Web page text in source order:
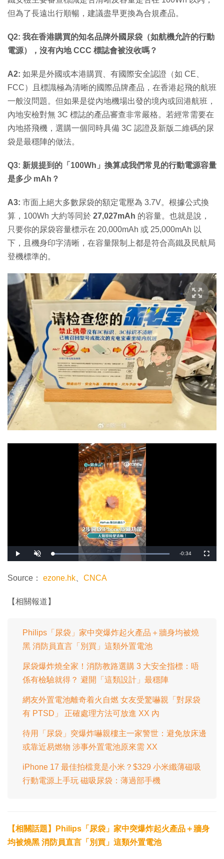
但為了長遠出行順暢，建議盡早更換為合規產品。
Q2: 我在香港購買的知名品牌外國尿袋（如航機允許的行動
電源），沒有內地 CCC 標誌會被沒收嗎？
A2: 如果是外國或本港購買、有國際安全認證（如 CE、
FCC）且標識極為清晰的國際品牌產品，在香港起飛的航班
一般沒問題。但如果是從內地機場出發的境內或回港航班，
內地安檢對無 3C 標誌的產品審查非常嚴格。若經常需要在
內地搭飛機，選購一個同時具備 3C 認證及新版二維碼的尿
袋是最穩陣的做法。
Q3: 新規提到的「100Wh」換算成我們常見的行動電源容量
是多少 mAh？
A3: 市面上絕大多數尿袋的額定電壓為 3.7V。根據公式換
算，100Wh 大約等同於 27,027mAh 的容量。也就是說，
只要你的尿袋容量標示在 20,000mAh 或 25,000mAh 以
下，且機身印字清晰，在容量限制上都是符合高鐵及民航局
登機標準的。
播
放
開
啟
載
入
剩
-0:34
全
螢
Source： ezone.hk、 CNCA
【相關報道】
Philips「尿袋」家中突爆炸起火產品＋牆身均被燒
黑 消防員直言「別買」這類外置電池
尿袋爆炸燒全家！消防教路選購 3 大安全指標：唔
係有檢驗就得？ 避開「這類設計」最穩陣
網友外置電池離奇着火自燃 女友受驚嚇親「對尿袋
有 PTSD」 正確處理方法可放進 XX 內
待用「尿袋」突爆炸嚇親樓主一家警世：避免放床邊
或靠近易燃物 涉事外置電池原來需 XX
iPhone 17 最佳拍檔竟是小米？$329 小米纖薄磁吸
行動電源上手玩 磁吸尿袋：薄過部手機
【相關話題】Philips「尿袋」家中突爆炸起火產品＋牆身
均被燒黑 消防員直言「別買」這類外置電池